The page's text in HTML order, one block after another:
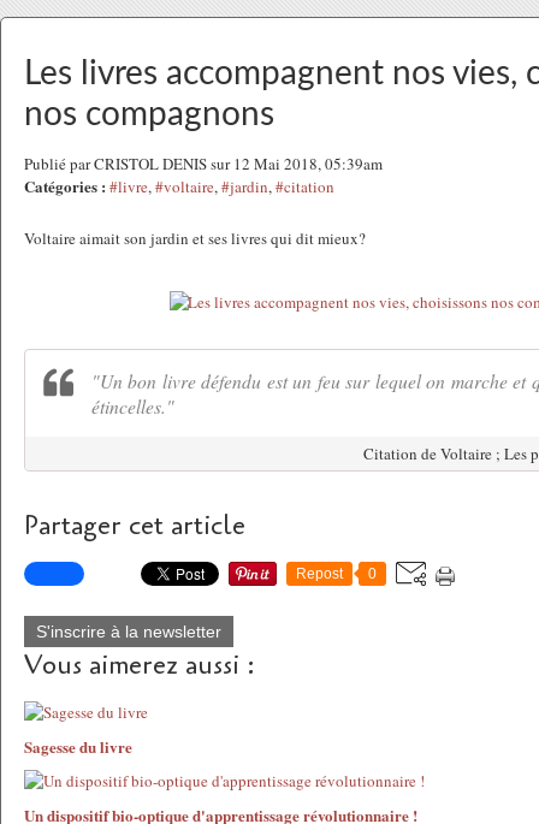
Les livres accompagnent nos vies,
nos compagnons
Publié par CRISTOL DENIS sur 12 Mai 2018, 05:39am
Catégories : #livre,#voltaire,#jardin,#citation
Voltaire aimait son jardin et ses livres qui dit mieux?
"Un bon livre défendu est un feu sur lequel on marche et
étincelles."
Citation de Voltaire ; Les
Partager cet article
Repost 0
S'inscrire à la newsletter
Vous aimerez aussi :
Sagesse du livre
Un dispositif bio-optique d'apprentissage révolutionnaire !